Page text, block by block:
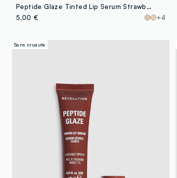
Peptide Glaze Tinted Lip Serum Strawberries & Cream
5,00 €
+4
Sans cruauté